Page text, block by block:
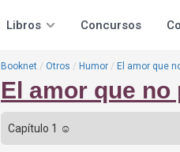
Libros Concursos
Booknet Otros Humor El amor que
El amor que no